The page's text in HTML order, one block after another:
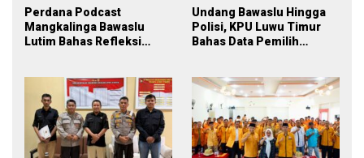
Perdana Podcast
Mangkalinga Bawaslu
Lutim Bahas Refleksi
Undang Bawaslu Hingga
Polisi, KPU Luwu Timur
Bahas Data Pemilih